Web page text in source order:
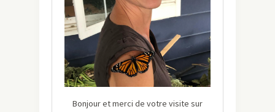
Bonjour et merci de votre visite sur